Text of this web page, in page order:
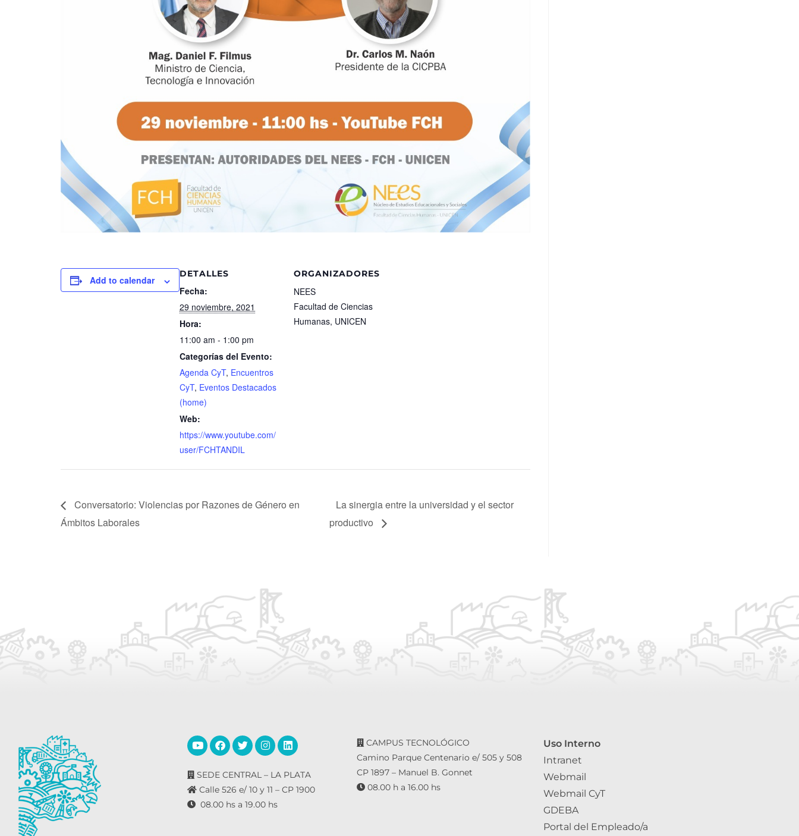
Add to calendar
DETALLES
Fecha:
29 noviembre, 2021
Hora:
11:00 am - 1:00 pm
Categorías del Evento:
Agenda CyT, Encuentros
CyT, Eventos Destacados
(home)
Web:
https://www.youtube.com/
user/FCHTANDIL
ORGANIZADORES
NEES
Facultad de Ciencias
Humanas, UNICEN
Conversatorio: Violencias por Razones de Género en
Ámbitos Laborales
La sinergia entre la universidad y el sector
productivo
SEDE CENTRAL – LA PLATA
Calle 526 e/ 10 y 11 – CP 1900
08.00 hs a 19.00 hs
CAMPUS TECNOLÓGICO
Camino Parque Centenario e/ 505 y 508
CP 1897 – Manuel B. Gonnet
08.00 h a 16.00 hs
Uso Interno
Intranet
Webmail
Webmail CyT
GDEBA
Portal del Empleado/a